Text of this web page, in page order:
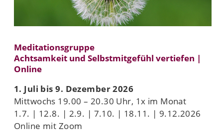
Meditationsgruppe
Achtsamkeit und Selbstmitgefühl vertiefen |
Online
1. Juli bis 9. Dezember 2026
Mittwochs 19.00 – 20.30 Uhr, 1x im Monat
1.7. | 12.8. | 2.9. | 7.10. | 18.11. | 9.12.2026
Online mit Zoom